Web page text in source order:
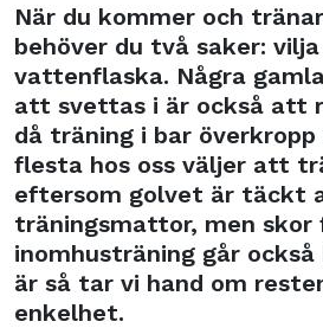
När du kommer och
behöver du två saker:
vattenflaska. Några
att svettas i är också att
då träning i bar överkropp
flesta hos oss väljer att
eftersom golvet är täckt
träningsmattor, men skor
inomhusträning går också
är så tar vi hand om
enkelhet.